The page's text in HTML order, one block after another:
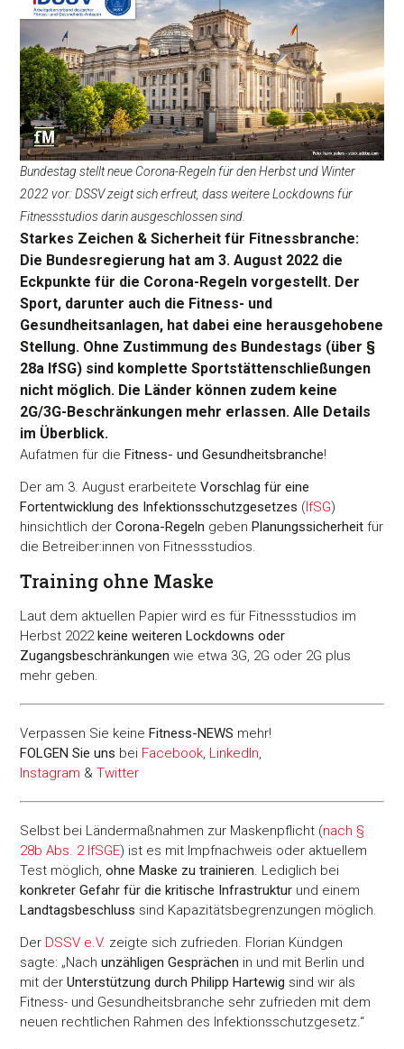
Bundestag stellt neue Corona-Regeln für den Herbst und Winter
2022 vor: DSSV zeigt sich erfreut, dass weitere Lockdowns für
Fitnessstudios darin ausgeschlossen sind.
Starkes Zeichen & Sicherheit für Fitnessbranche:
Die Bundesregierung hat am 3. August 2022 die
Eckpunkte für die Corona-Regeln vorgestellt. Der
Sport, darunter auch die Fitness- und
Gesundheitsanlagen, hat dabei eine herausgehobene
Stellung. Ohne Zustimmung des Bundestags (über §
28a IfSG) sind komplette Sportstättenschließungen
nicht möglich. Die Länder können zudem keine
2G/3G-Beschränkungen mehr erlassen. Alle Details
im Überblick.
Aufatmen für dieFitness- und Gesundheitsbranche!
Der am 3. August erarbeiteteVorschlag für eine
Fortentwicklung des Infektionsschutzgesetzes (IfSG)
hinsichtlich derCorona-Regeln gebenPlanungssicherheitfür
die Betreiber:innen von Fitnessstudios.
Training ohne Maske
Laut dem aktuellen Papier wird es für Fitnessstudios im
Herbst 2022keine weiteren Lockdowns oder
Zugangsbeschränkungen wie etwa 3G, 2G oder 2G plus
mehr geben.
Verpassen Sie keineFitness-NEWS mehr!
FOLGEN Sie uns bei Facebook LinkedIn
Instagram &Twitter
Selbst bei Ländermaßnahmen zur Maskenpflicht (nach §
28b Abs. 2 IfSGE) ist es mit Impfnachweis oder aktuellem
Test möglich,ohne Maske zu trainieren . Lediglich bei
konkreter Gefahr für die kritische Infrastruktur und einem
Landtagsbeschluss sind Kapazitätsbegrenzungen möglich.
Der DSSV e.V. zeigte sich zufrieden. Florian Kündgen
sagte: „Nachunzähligen Gesprächen in und mit Berlin und
mit derUnterstützung durch Philipp Hartewig sind wir als
Fitness- und Gesundheitsbranche sehr zufrieden mit dem
neuen rechtlichen Rahmen des Infektionsschutzgesetz.“